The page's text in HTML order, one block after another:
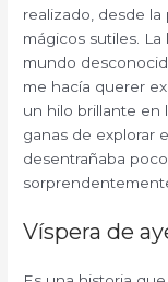
realizado, desde
mágicos sutiles.
mundo
me hacía querer
un hilo brillante en
ganas de explorar
desentrañaba
Víspera de